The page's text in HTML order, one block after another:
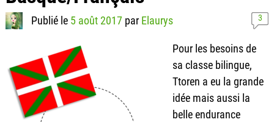
Publié le 5 août 2017 par Elaurys 3
Pour les besoins de
sa classe bilingue,
Ttoren a eu la grande
idée mais aussi la
belle endurance